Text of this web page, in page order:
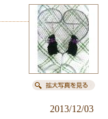
2013/12/03